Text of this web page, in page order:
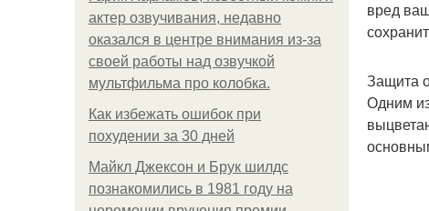
актер озвучивания, недавно
оказался в центре внимания из-за
своей работы над озвучкой
мультфильма про колобка.
Как избежать ошибок при
похудении за 30 дней
Майкл Джексон и Брук шилдс
познакомились в 1981 году на
вред
Защита
Одним